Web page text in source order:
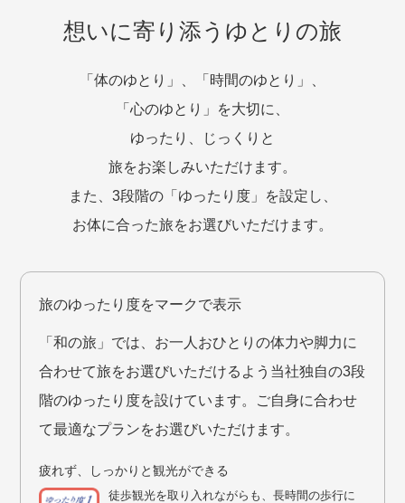
想いに寄り添うゆとりの旅
「体のゆとり」、「時間のゆとり」、
「心のゆとり」を大切に、
ゆったり、じっくりと
旅をお楽しみいただけます。
また、3段階の「ゆったり度」を設定し、
お体に合った旅をお選びいただけます。
旅のゆったり度をマークで表示
「和の旅」では、お一人おひとりの体力や脚力に
合わせて旅をお選びいただけるよう当社独自の3段
階のゆったり度を設けています。ご自身に合わせ
て最適なプランをお選びいただけます。
疲れず、しっかりと観光ができる
徒歩観光を取り入れながらも、長時間の歩行に